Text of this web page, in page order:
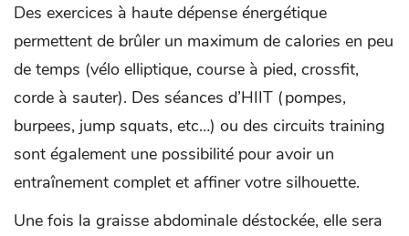
Des exercices à haute dépense énergétique
permettent de brûler un maximum de calories en peu
de temps (vélo elliptique, course à pied, crossfit,
corde à sauter). Des séances d’HIIT (pompes,
burpees, jump squats, etc…) ou des circuits training
sont également une possibilité pour avoir un
entraînement complet et affiner votre silhouette.
Une fois la graisse abdominale déstockée, elle sera